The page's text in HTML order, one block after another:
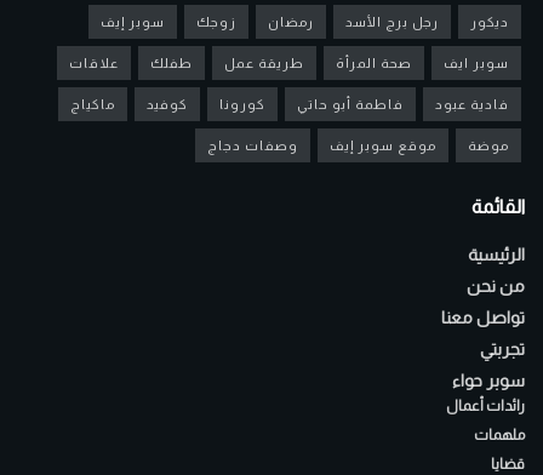
ديكور رجل برج الأسد رمضان زوجك سوبر إيف
سوبر ايف صحة المرأة طريقة عمل طفلك علاقات
فادية عبود فاطمة أبو حاتي كورونا كوفيد ماكياج
موضة موقع سوبر إيف وصفات دجاج
القائمة
الرئيسية
من نحن
تواصل معنا
تجربتي
سوبر حواء
رائدات أعمال
ملهمات
قضايا